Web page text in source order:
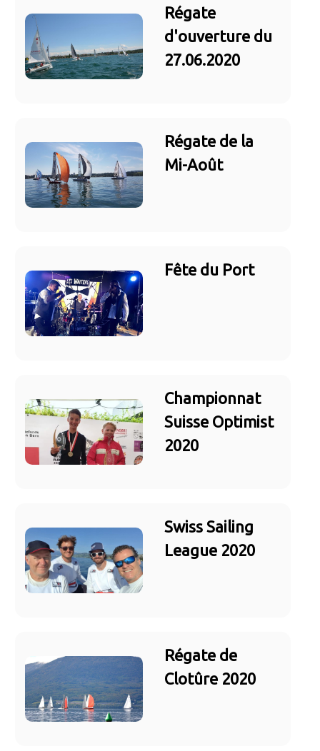
Régate
d'ouverture du
27.06.2020
Régate de la
Mi-Août
Fête du Port
Championnat
Suisse Optimist
2020
Swiss Sailing
League 2020
Régate de
Clotûre 2020